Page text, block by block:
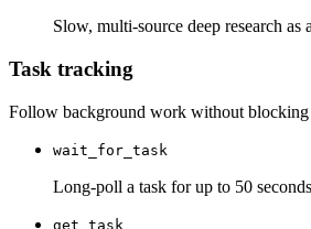
Slow, multi-source deep research as
Task tracking
Follow background work without blocking
wait_for_task
Long-poll a task for up to 50
get_task